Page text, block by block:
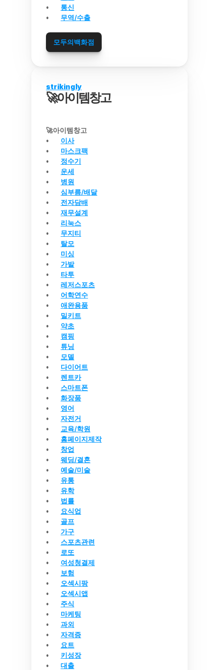
통신
무역/수출
모두의백화점
strikingly
🚀아이템창고
🚀아이템창고
이사
마스크팩
정수기
운세
병원
심부름/배달
전자담배
재무설계
리눅스
무지티
탈모
미싱
가발
타투
레저스포츠
어학연수
애완용품
밀키트
약초
캠핑
튜닝
모델
다이어트
렌트카
스마트폰
화장품
영어
자전거
교육/학원
홈페이지제작
창업
웨딩/결혼
예술/미술
유통
유학
법률
요식업
골프
가구
스포츠관련
로또
여성청결제
보험
오섹시팡
오섹시앱
주식
마케팅
과외
자격증
요트
키성장
대출